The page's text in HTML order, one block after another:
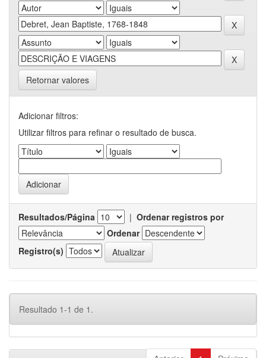
Retornar valores
Adicionar filtros:
Utilizar filtros para refinar o resultado de busca.
Resultados/Página | Ordenar registros por
Ordenar
Registro(s)
Resultado 1-1 de 1.